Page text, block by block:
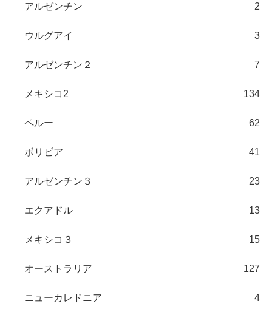
アルゼンチン 2
ウルグアイ 3
アルゼンチン２ 7
メキシコ2 134
ペルー 62
ボリビア 41
アルゼンチン３ 23
エクアドル 13
メキシコ３ 15
オーストラリア 127
ニューカレドニア 4